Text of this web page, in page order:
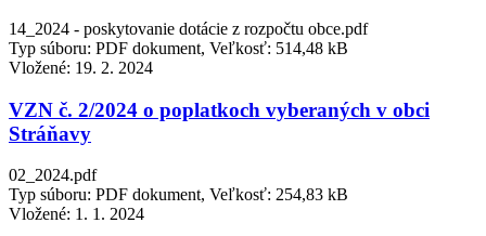
14_2024 - poskytovanie dotácie z rozpočtu obce.pdf
Typ súboru: PDF dokument, Veľkosť: 514,48 kB
Vložené: 19. 2. 2024
VZN č. 2/2024 o poplatkoch vyberaných v obci
Stráňavy
02_2024.pdf
Typ súboru: PDF dokument, Veľkosť: 254,83 kB
Vložené: 1. 1. 2024